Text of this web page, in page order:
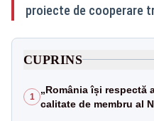
proiecte de cooperare
CUPRINS
1
„România își respectă
calitate de membru al